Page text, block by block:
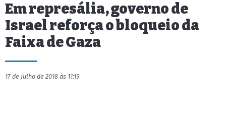
Em represália, governo de
Israel reforça o bloqueio da
Faixa de Gaza
17 de Julho de 2018 às 11:19